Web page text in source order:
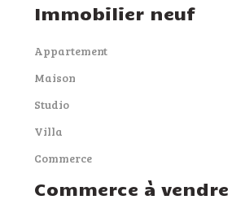
Immobilier neuf
Appartement
Maison
Studio
Villa
Commerce
Commerce à vendre